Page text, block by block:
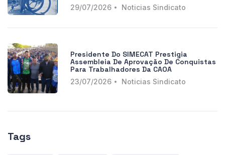
29/07/2026 Noticias Sindicato
Presidente Do SIMECAT Prestigia
Assembleia De Aprovação De Conquistas
Para Trabalhadores Da CAOA
23/07/2026 Noticias Sindicato
Tags